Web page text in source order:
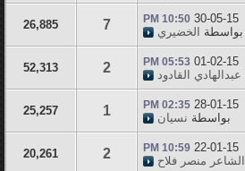
30-05-15
10:50 PM
بواسطة الخضيري 7
26,885
01-02-15
05:53 PM
عبدالهادي القادود 2
52,313
28-01-15
02:35 PM
بواسطة نسيان 1
25,257
22-01-15
10:59 PM
الشاعر منصر فلاح 2
20,261